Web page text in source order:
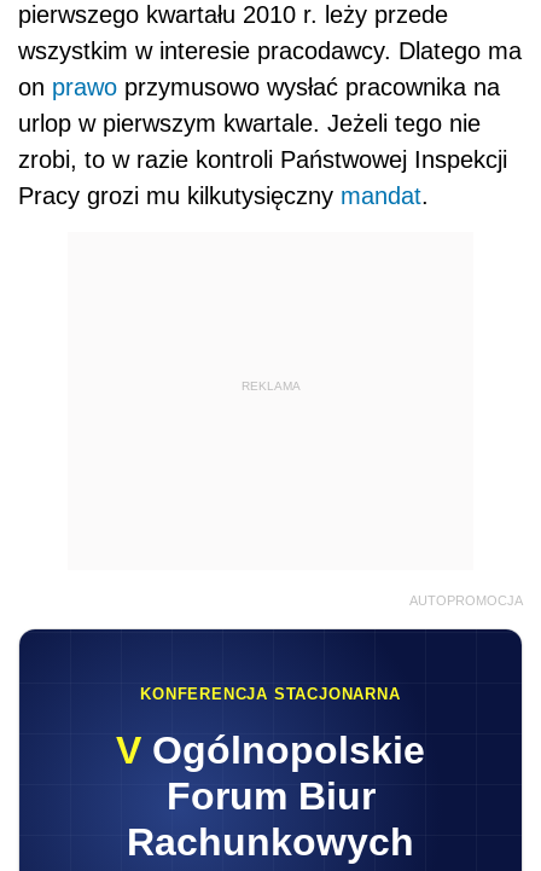
pierwszego kwartału 2010 r. leży przede
wszystkim w interesie pracodawcy. Dlatego ma
on prawo przymusowo wysłać pracownika na
urlop w pierwszym kwartale. Jeżeli tego nie
zrobi, to w razie kontroli Państwowej Inspekcji
Pracy grozi mu kilkutysięczny mandat.
REKLAMA
AUTOPROMOCJA
KONFERENCJA STACJONARNA
V Ogólnopolskie
Forum Biur
Rachunkowych